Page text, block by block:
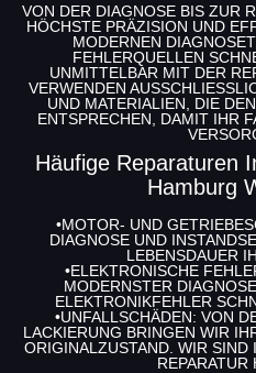
VON DER DIAGNOSE BIS ZUR
HÖCHSTE PRÄZISION UND
MODERNEN
FEHLERQUELLEN
UNMITTELBAR MIT DER
VERWENDEN
ND MATERIALIEN, DIE DEN
NTSPRECHEN, DAMIT IHR
Häufige Reparaturen
Hamburg
•MOTOR- UND
DIAGNOSE UND
LEBENSDAUER
•ELEKTRONISCHE
MODERNSTER
ELEKTRONIKFEHLER
•UNFALLSCHÄDEN: VON
LACKIERUNG BRINGEN WIR
ORIGINALZUSTAND. WIR SIND
REPARATUR